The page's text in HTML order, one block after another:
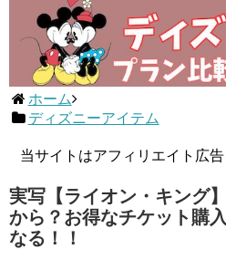
ホーム
ディズニーアイテム
当サイトはアフィリエイト広
実写【ライオン・キング
から？お得なチケット購
なる！！